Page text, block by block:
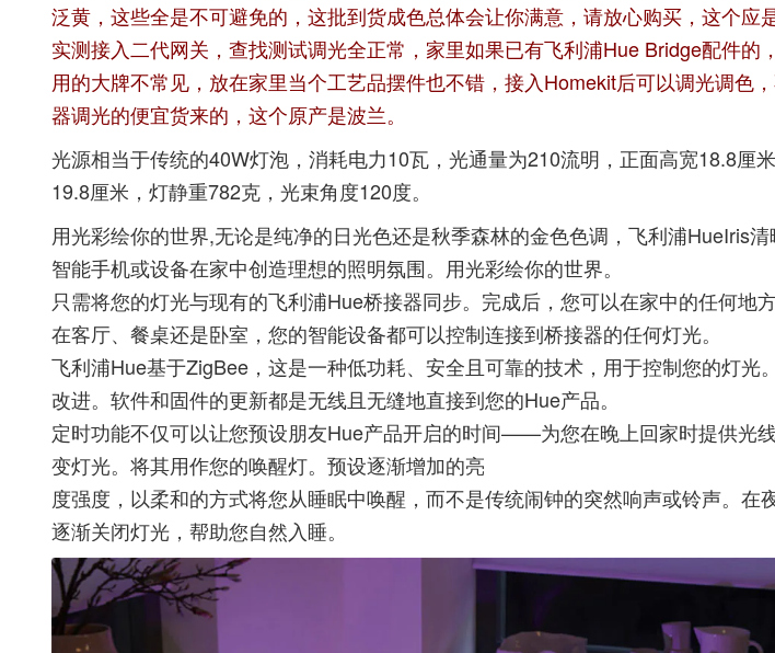
泛黄，这些全是不可避免的，这批到货成色总体会让你满意，请放心购买，这个应
实测接入二代网关，查找测试调光全正常，家里如果已有飞利浦Hue Bridge配件的
用的大牌不常见，放在家里当个工艺品摆件也不错，接入Homekit后可以调光调色
器调光的便宜货来的，这个原产是波兰。
光源相当于传统的40W灯泡，消耗电力10瓦，光通量为210流明，正面高宽18.8厘
19.8厘米，灯静重782克，光束角度120度。
用光彩绘你的世界,无论是纯净的日光色还是秋季森林的金色色调，飞利浦HueIris
智能手机或设备在家中创造理想的照明氛围。用光彩绘你的世界。
只需将您的灯光与现有的飞利浦Hue桥接器同步。完成后，您可以在家中的任何地
在客厅、餐桌还是卧室，您的智能设备都可以控制连接到桥接器的任何灯光。
飞利浦Hue基于ZigBee，这是一种低功耗、安全且可靠的技术，用于控制您的灯光
改进。软件和固件的更新都是无线且无缝地直接到您的Hue产品。
定时功能不仅可以让您预设朋友Hue产品开启的时间——为您在晚上回家时提供光
变灯光。将其用作您的唤醒灯。预设逐渐增加的亮
度强度，以柔和的方式将您从睡眠中唤醒，而不是传统闹钟的突然响声或铃声。在
逐渐关闭灯光，帮助您自然入睡。